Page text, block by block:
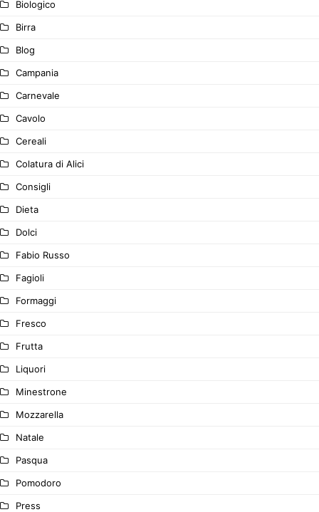
Biologico
Birra
Blog
Campania
Carnevale
Cavolo
Cereali
Colatura di Alici
Consigli
Dieta
Dolci
Fabio Russo
Fagioli
Formaggi
Fresco
Frutta
Liquori
Minestrone
Mozzarella
Natale
Pasqua
Pomodoro
Press